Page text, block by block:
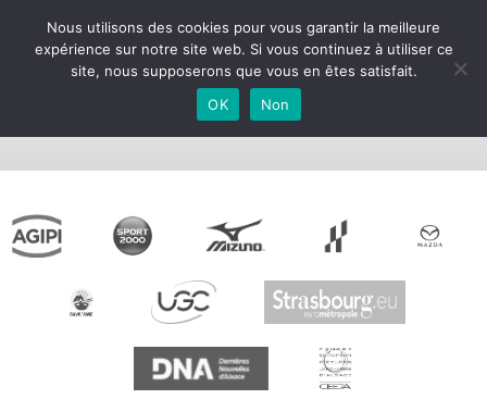
Règlement EKIDEN 2022
Règlement EKIDEN 2022
Nous utilisons des cookies pour vous garantir la meilleure
expérience sur notre site web. Si vous continuez à utiliser ce
site, nous supposerons que vous en êtes satisfait.
OK
Non